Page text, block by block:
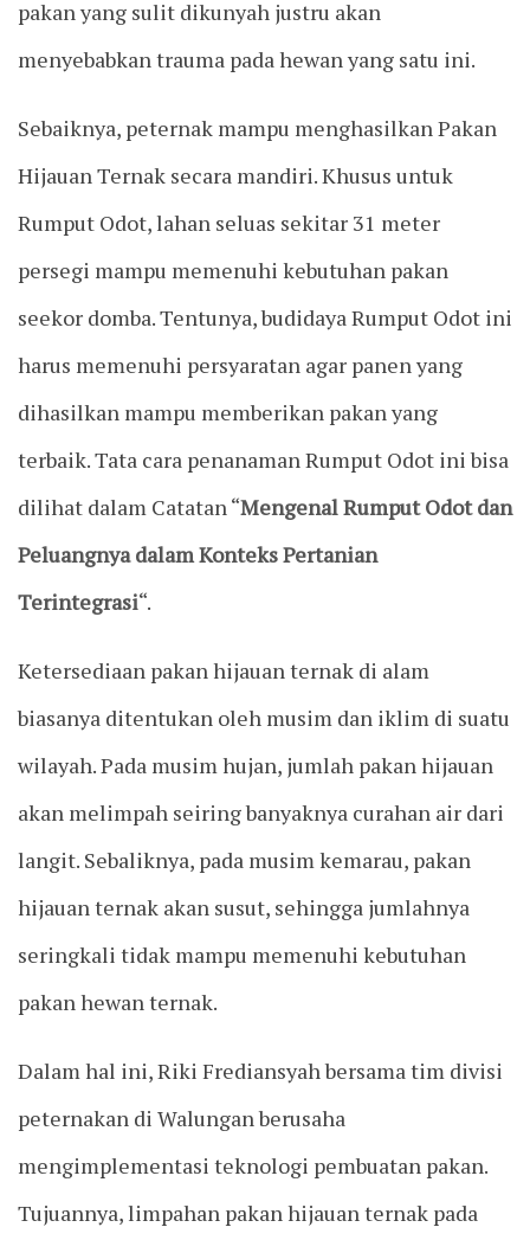
pakan yang sulit dikunyah justru akan
menyebabkan trauma pada hewan yang satu ini.
Sebaiknya, peternak mampu menghasilkan Pakan
Hijauan Ternak secara mandiri. Khusus untuk
Rumput Odot, lahan seluas sekitar 31 meter
persegi mampu memenuhi kebutuhan pakan
seekor domba. Tentunya, budidaya Rumput Odot ini
harus memenuhi persyaratan agar panen yang
dihasilkan mampu memberikan pakan yang
terbaik. Tata cara penanaman Rumput Odot ini bisa
dilihat dalam Catatan “Mengenal Rumput Odot dan
Peluangnya dalam Konteks Pertanian
Terintegrasi“.
Ketersediaan pakan hijauan ternak di alam
biasanya ditentukan oleh musim dan iklim di suatu
wilayah. Pada musim hujan, jumlah pakan hijauan
akan melimpah seiring banyaknya curahan air dari
langit. Sebaliknya, pada musim kemarau, pakan
hijauan ternak akan susut, sehingga jumlahnya
seringkali tidak mampu memenuhi kebutuhan
pakan hewan ternak.
Dalam hal ini, Riki Frediansyah bersama tim divisi
peternakan di Walungan berusaha
mengimplementasi teknologi pembuatan pakan.
Tujuannya, limpahan pakan hijauan ternak pada